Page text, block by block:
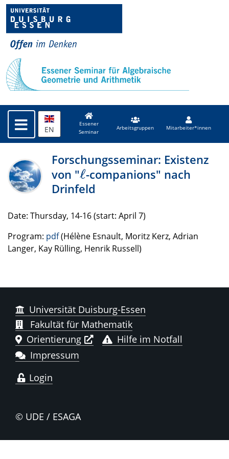
EN
Essener
Seminar
Arbeitsgruppen Mitarbeiter*innen
Forschungsseminar: Existenz
von "ℓ
ℓ-companions" nach
Drinfeld
Date: Thursday, 14-16 (start: April 7)
Program: pdf(Hélène Esnault, Moritz Kerz, Adrian
Langer, Kay Rülling, Henrik Russell)
Universität Duisburg-Essen
Fakultät für Mathematik
Orientierung
Hilfe im Notfall
Impressum
Login
© UDE / ESAGA